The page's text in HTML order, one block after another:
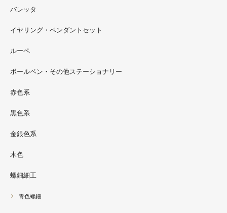
イベントスペースにいます。お近くの方はぜひお越しくだ
螺鈿ソフビでお世話になっているT-BASE銀座ギャラリー
シリーズ』紅里工房螺鈿装飾も展示されています。アクセ
サリーとはまた違った美しさがあると思うのでぜひご覧く
バレッタ
イヤリング・ペンダントセット
ルーペ
ボールペン・その他ステーショナリー
赤色系
黒色系
金銀色系
木色
螺鈿細工
青色螺鈿